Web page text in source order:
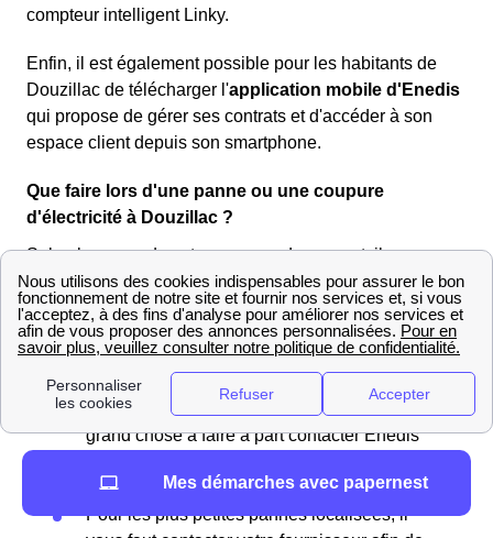
compteur intelligent Linky.
Enfin, il est également possible pour les habitants de
Douzillac de télécharger l'application mobile d'Enedis
qui propose de gérer ses contrats et d'accéder à son
espace client depuis son smartphone.
Que faire lors d'une panne ou une coupure
d'électricité à Douzillac ?
Selon la cause de votre coupure de courant, il vous
faudra réagir de différentes façon. On peut classer ces
coupures en deux catégories, les pannes généralisées à
votre quartier ou à votre Douzillac et les pannes ne
concernant que votre habitation.
Pour les pannes généralisées il n'y a pas
grand chose à faire à part contacter Enedis
problème et d'éventuellement les prévenir.
Pour les plus petites pannes localisées, il
Mes démarches avec papernest